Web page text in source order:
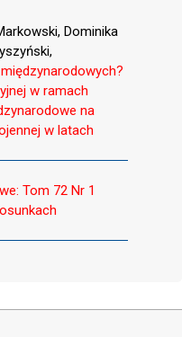
Dominika
w ramach
na
w latach
Tom 72 Nr 1